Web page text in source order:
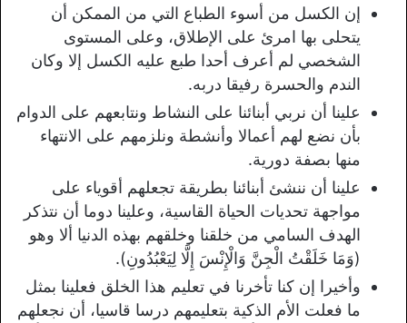
إن الكسل من أسوء الطباع التي من الممكن أن
يتحلى بها امرئ على الإطلاق، وعلى المستوى
الشخصي لم أعرف أحدا طبع عليه الكسل إلا وكان
الندم والحسرة رفيقا دربه.
علينا أن نربي أبنائنا على النشاط ونتابعهم على الدوام
بأن نضع لهم أعمالا وأنشطة ونلزمهم على الانتهاء
منها بصفة دورية.
علينا أن ننشئ أبنائنا بطريقة تجعلهم أقوياء على
مواجهة تحديات الحياة القاسية، وعلينا دوما أن نتذكر
الهدف السامي من خلقنا وخلقهم بهذه الدنيا ألا وهو
(وَمَا خَلَقْتُ الْجِنَّ وَالْإِنْسَ إِلَّا لِيَعْبُدُونِ).
وأخيرا إن كنا تأخرنا في تعليم هذا الخلق فعلينا بمثل
ما فعلت الأم الذكية بتعليمهم درسا قاسيا، أن نجعلهم